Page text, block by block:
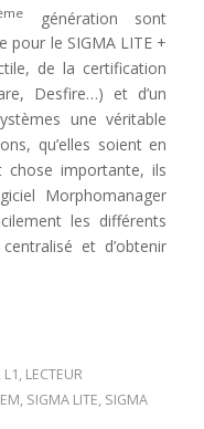
génération sont
pour le SIGMA LITE +
de la certification
Desfire…) et d’un
une véritable
qu’elles soient en
chose importante, ils
Morphomanager
les différents
et d’obtenir
L1, LECTEUR
, SIGMA LITE, SIGMA